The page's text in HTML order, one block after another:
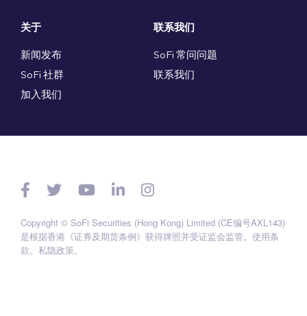
关于
新闻发布
SoFi 社群
加入我们
联系我们
SoFi 常问问题
联系我们
Copyright © SoFi Securities (Hong Kong) Limited (CE编号AXL143)
是根据香港《证券及期货条例》获得牌照并受证监会监管。 使用条
款。 私隐政策。